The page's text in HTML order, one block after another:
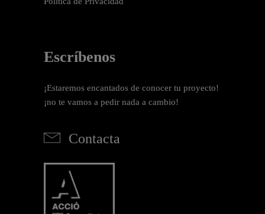
Escríbenos
¡Estaremos encantados de conocer tu proyecto!
¡no te vamos a pedir nada a cambio!
Contacta